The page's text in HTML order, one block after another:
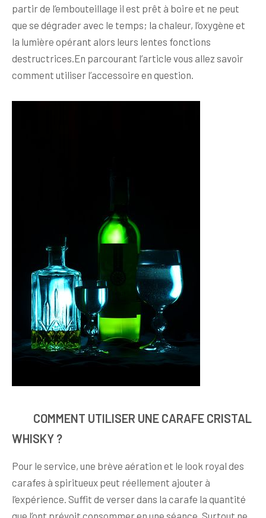
partir de l’embouteillage il est prêt à boire et ne peut
que se dégrader avec le temps; la chaleur, l’oxygène et
la lumière opérant alors leurs lentes fonctions
destructrices.En parcourant l’article vous allez savoir
comment utiliser l’accessoire en question.
COMMENT UTILISER UNE CARAFE CRISTAL
WHISKY ?
Pour le service, une brève aération et le look royal des
carafes à spiritueux peut réellement ajouter à
l’expérience. Suffit de verser dans la carafe la quantité
que l’ont prévoit consommer en une séance. Surtout ne